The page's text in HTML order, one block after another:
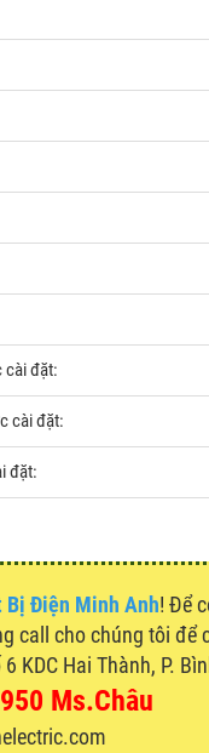
cài đặt:
cài đặt:
đặt:
Bị Điện Minh Anh! Để
call cho chúng tôi để
KDC Hai Thành, P.
Ms.Châu